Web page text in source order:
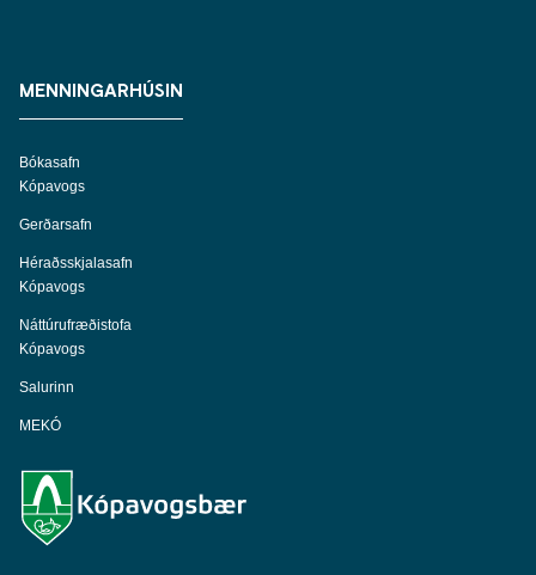
MENNINGARHÚSIN
Bókasafn
Kópavogs
Gerðarsafn
Héraðsskjalasafn
Kópavogs
Náttúrufræðistofa
Kópavogs
Salurinn
MEKÓ